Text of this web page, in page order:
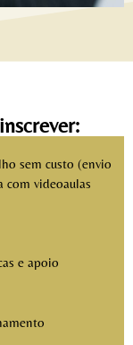
sem custo (envio
com videoaulas
e apoio